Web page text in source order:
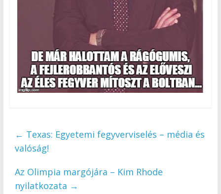
← Texas: Egyetemi fegyverviselés – média és
valóság!
Az Olimpia margójára – Kim Rhode
nyilatkozata →